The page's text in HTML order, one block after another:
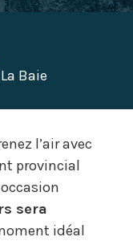
Baie
l’air avec
provincial
sera
idéal